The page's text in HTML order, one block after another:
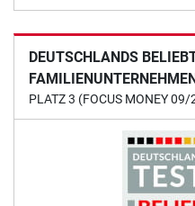
DEUTSCHLANDS
PLATZ 3 (FOCUS MONEY 09/